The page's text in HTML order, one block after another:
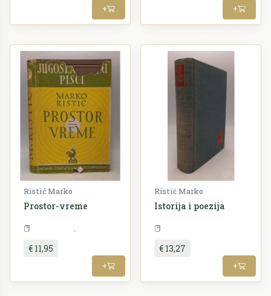
+ +
Ristić Marko
Prostor-vreme
€ 11,95
+
Ristić Marko
Istorija i poezija
€ 13,27
+